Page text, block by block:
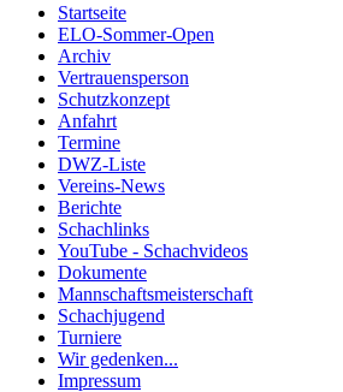
Startseite
ELO-Sommer-Open
Archiv
Vertrauensperson
Schutzkonzept
Anfahrt
Termine
DWZ-Liste
Vereins-News
Berichte
Schachlinks
YouTube - Schachvideos
Dokumente
Mannschaftsmeisterschaft
Schachjugend
Turniere
Wir gedenken...
Impressum